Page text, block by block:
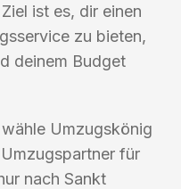
ist es, dir einen
zu bieten,
deinem Budget
Umzugskönig
für
nach Sankt